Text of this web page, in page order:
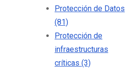
Protección de Datos
(81)
Protección de
infraestructuras
críticas (3)